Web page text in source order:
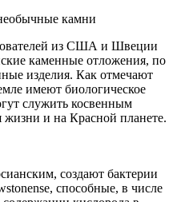
камни
из США и Швеции
каменные отложения, по
изделия. Как отмечают
имеют биологическое
служить косвенным
жизни и на Красной планете.
создают бактерии
способные, в числе